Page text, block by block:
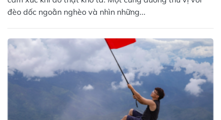
đèo dốc ngoằn nghèo và nhìn những...